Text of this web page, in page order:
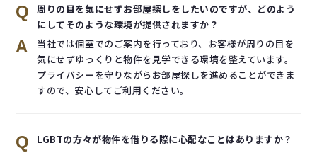
Q
周りの目を気にせずお部屋探しをしたいのですが、どのよう
にしてそのような環境が提供されますか？
A
当社では個室でのご案内を行っており、お客様が周りの目を
気にせずゆっくりと物件を見学できる環境を整えています。
プライバシーを守りながらお部屋探しを進めることができま
すので、安心してご利用ください。
Q LGBTの方々が物件を借りる際に心配なことはありますか？